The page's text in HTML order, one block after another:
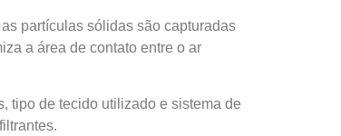
partículas sólidas são capturadas
a área de contato entre o ar
tipo de tecido utilizado e sistema de